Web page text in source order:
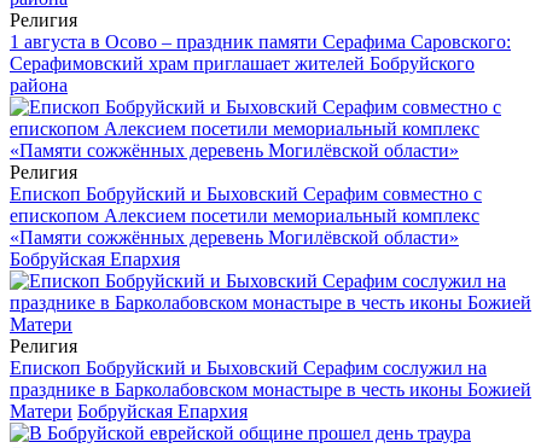
Религия
1 августа в Осово – праздник памяти Серафима Саровского:
Серафимовский храм приглашает жителей Бобруйского
района
Религия
Епископ Бобруйский и Быховский Серафим совместно с
епископом Алексием посетили мемориальный комплекс
«Памяти сожжённых деревень Могилёвской области»
Бобруйская Епархия
Религия
Епископ Бобруйский и Быховский Серафим сослужил на
празднике в Барколабовском монастыре в честь иконы Божией
Матери Бобруйская Епархия